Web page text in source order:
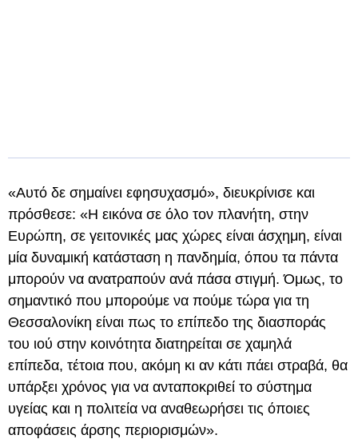
«Αυτό δε σημαίνει εφησυχασμό», διευκρίνισε και
πρόσθεσε: «Η εικόνα σε όλο τον πλανήτη, στην
Ευρώπη, σε γειτονικές μας χώρες είναι άσχημη, είναι
μία δυναμική κατάσταση η πανδημία, όπου τα πάντα
μπορούν να ανατραπούν ανά πάσα στιγμή. Όμως, το
σημαντικό που μπορούμε να πούμε τώρα για τη
Θεσσαλονίκη είναι πως το επίπεδο της διασποράς
του ιού στην κοινότητα διατηρείται σε χαμηλά
επίπεδα, τέτοια που, ακόμη κι αν κάτι πάει στραβά, θα
υπάρξει χρόνος για να ανταποκριθεί το σύστημα
υγείας και η πολιτεία να αναθεωρήσει τις όποιες
αποφάσεις άρσης περιορισμών».